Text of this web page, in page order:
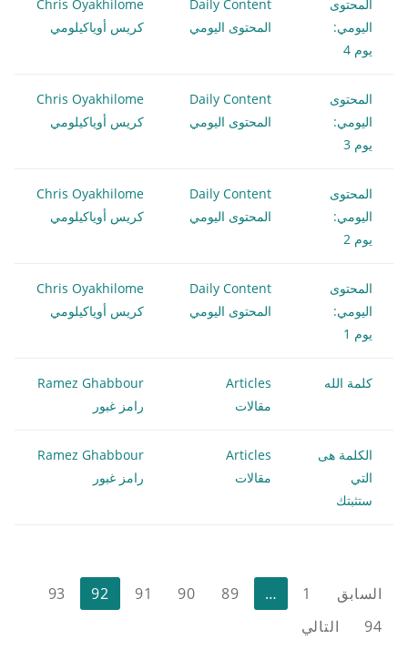
المحتوى
اليومي:
يوم 4
Daily Content
المحتوى اليومي
Chris Oyakhilome
كريس أوياكيلومي
المحتوى
اليومي:
يوم 3
Daily Content
المحتوى اليومي
Chris Oyakhilome
كريس أوياكيلومي
المحتوى
اليومي:
يوم 2
Daily Content
المحتوى اليومي
Chris Oyakhilome
كريس أوياكيلومي
المحتوى
اليومي:
يوم 1
Daily Content
المحتوى اليومي
Chris Oyakhilome
كريس أوياكيلومي
كلمة الله
Articles
مقالات
Ramez Ghabbour
رامز غبور
الكلمة هى
التي
ستثبتك
Articles
مقالات
Ramez Ghabbour
رامز غبور
تعدد
صفحات
السابق 1
…
89
90
91
92
93
94
التالي